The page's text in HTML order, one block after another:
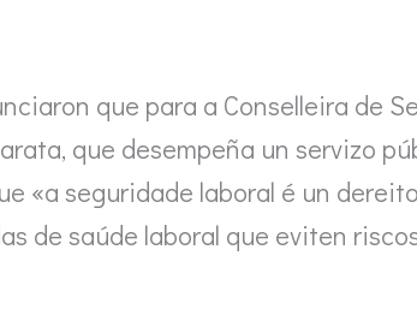
que para a Conselleira de
que desempeña un servizo
«a seguridade laboral é un
de saúde laboral que eviten